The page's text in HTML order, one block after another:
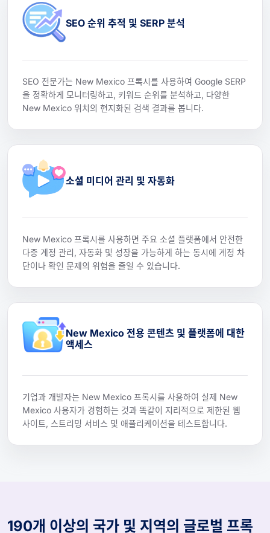
SEO 순위 추적 및 SERP 분석
SEO 전문가는 New Mexico 프록시를 사용하여 Google SERP
을 정확하게 모니터링하고, 키워드 순위를 분석하고, 다양한
New Mexico 위치의 현지화된 검색 결과를 봅니다.
소셜 미디어 관리 및 자동화
New Mexico 프록시를 사용하면 주요 소셜 플랫폼에서 안전한
다중 계정 관리, 자동화 및 성장을 가능하게 하는 동시에 계정 차
단이나 확인 문제의 위험을 줄일 수 있습니다.
New Mexico 전용 콘텐츠 및 플랫폼에 대한
액세스
기업과 개발자는 New Mexico 프록시를 사용하여 실제 New
Mexico 사용자가 경험하는 것과 똑같이 지리적으로 제한된 웹
사이트, 스트리밍 서비스 및 애플리케이션을 테스트합니다.
190개 이상의 국가 및 지역의 글로벌 프록